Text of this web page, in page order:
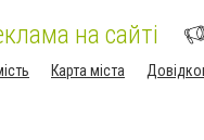
на сайті
Карта міста